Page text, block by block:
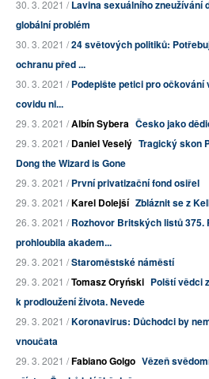
30. 3. 2021 /Lavina sexuálního zneužívání
globální problém
30. 3. 2021 /24 světových politiků:
ochranu před ...
30. 3. 2021 /Podepište petici pro
covidu ni...
29. 3. 2021 /Albín Sybera Česko jako
29. 3. 2021 /Daniel Veselý Tragický skon
Dong the Wizard is Gone
29. 3. 2021 /První privatizační fond osiřel
29. 3. 2021 /Karel Dolejší Zbláznit se z
26. 3. 2021 /Rozhovor Britských listů 375.
prohloubila akadem...
29. 3. 2021 /Staroměstské náměstí
29. 3. 2021 /Tomasz Oryński Polští vědci
k prodloužení života. Nevede
29. 3. 2021 /Koronavirus: Důchodci by
vnoučata
29. 3. 2021 /Fabiano Golgo Vězeň